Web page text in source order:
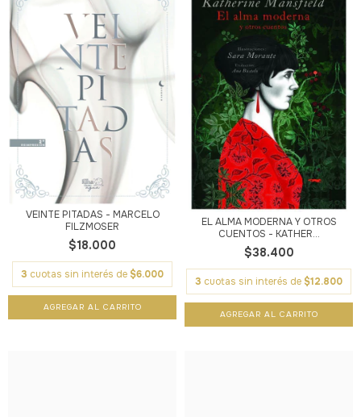
VEINTE PITADAS - MARCELO
FILZMOSER
$18.000
3 cuotas sin interés de $6.000
EL ALMA MODERNA Y OTROS
CUENTOS - KATHER...
$38.400
3 cuotas sin interés de $12.800